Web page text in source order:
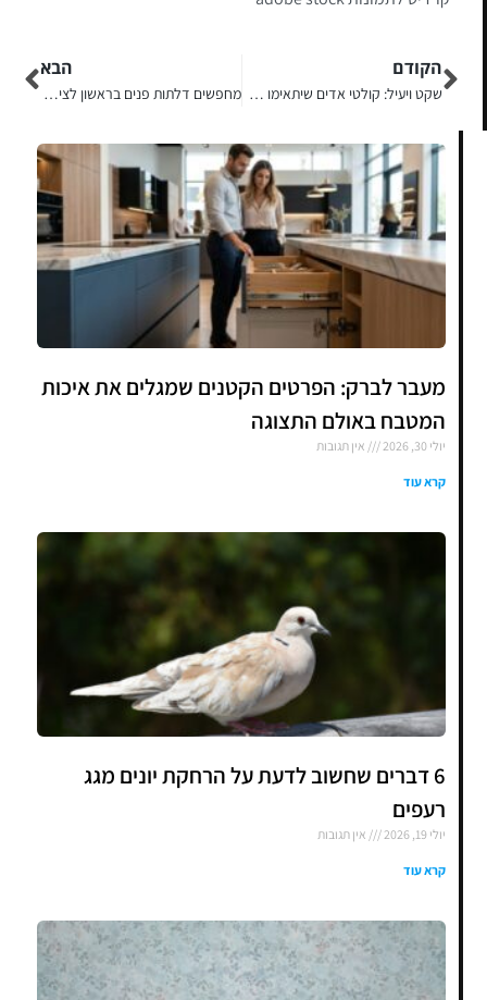
הקודם
שקט ויעיל: קולטי אדים שיתאימו לכל מטבח
הבא
מחפשים דלתות פנים בראשון לציון? כך תשדרגו את הבית עם דלתות איכותיות
מעבר לברק: הפרטים הקטנים שמגלים את איכות
המטבח באולם התצוגה
יולי 30, 2026 אין תגובות
קרא עוד
6 דברים שחשוב לדעת על הרחקת יונים מגג
רעפים
יולי 19, 2026 אין תגובות
קרא עוד